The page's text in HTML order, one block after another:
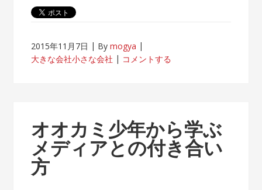
属
が
客
先
常
駐
2015年11月7日 Bymogya
大きな会社小さな会社
コメントする
オオカミ少年から学ぶ
メディアとの付き合い
方